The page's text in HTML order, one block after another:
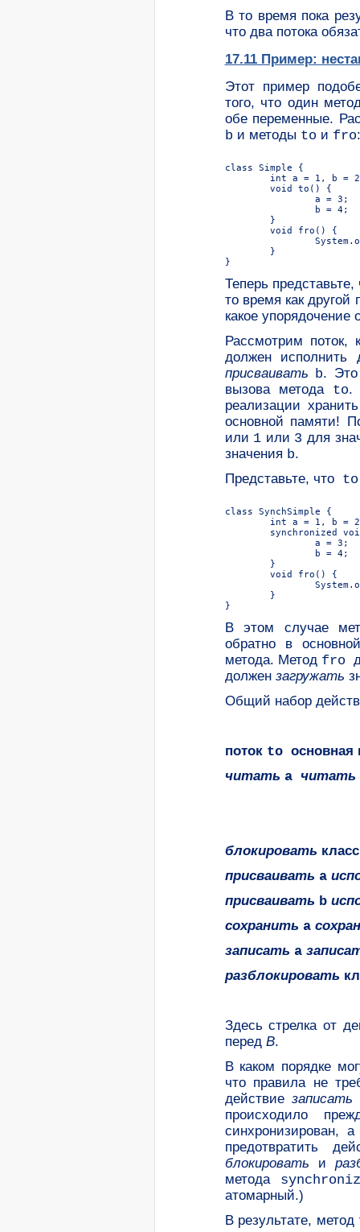
В то время пока
что два потока
17.11 Пример:
Этот пример
того, что один
обе переменные.
b и методы to и fro:
Теперь
то время как другой
какое упорядочение
Рассмотрим поток,
должен исполнить
присваивать
b.
вызова метода to.
реализации
основной памяти!
или 1 или 3 для
значения b.
Представьте, чтоto
В этом случае
обратно в
метода. Метод fro
должен загружать
Общий набор
поток to основная
читать a читать
блокировать
присваивать a
присваивать b
сохранить a
записать a
разблокировать
Здесь стрелка от
перед B.
В каком порядке
что правила не
действиезаписать
происходило
синхронизирован,
предотвратить
блокировать и
метода
атомарный.)
В результате, метод